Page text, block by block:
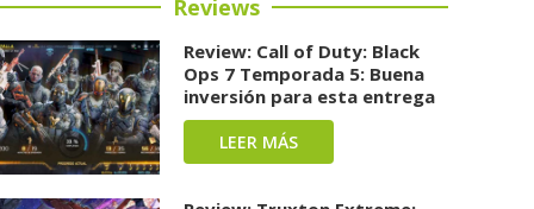
Reviews
Review: Call of Duty: Black
Ops 7 Temporada 5: Buena
inversión para esta entrega
LEER MÁS